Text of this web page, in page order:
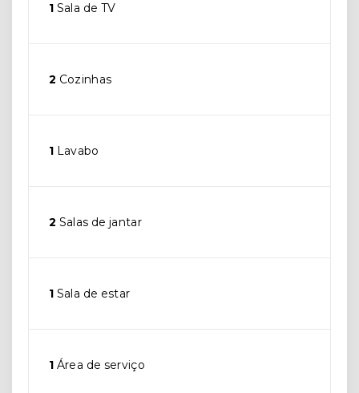
1 Sala de TV
2 Cozinhas
1 Lavabo
2 Salas de jantar
1 Sala de estar
1 Área de serviço